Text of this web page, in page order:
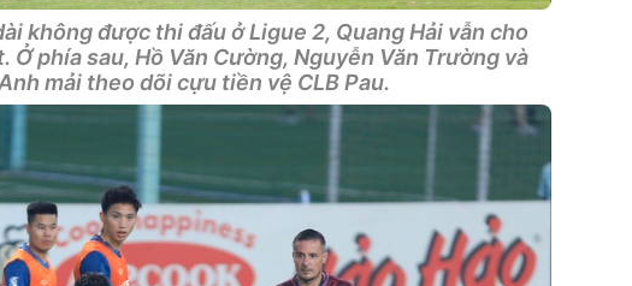
không được thi đấu ở Ligue 2, Quang Hải vẫn cho
Ở phía sau, Hồ Văn Cường, Nguyễn Văn Trường và
mải theo dõi cựu tiền vệ CLB Pau.